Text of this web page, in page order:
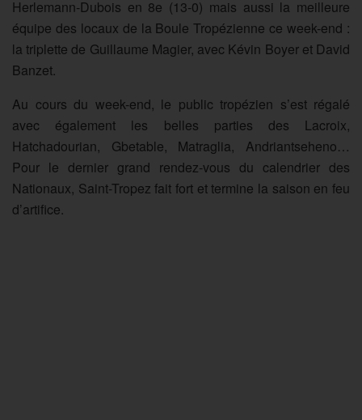
Herlemann-Dubois en 8e (13-0) mais aussi la meilleure
équipe des locaux de la Boule Tropézienne ce week-end :
la triplette de Guillaume Magier, avec Kévin Boyer et David
Banzet.
Au cours du week-end, le public tropézien s’est régalé
avec également les belles parties des Lacroix,
Hatchadourian, Gbetable, Matraglia, Andriantseheno…
Pour le dernier grand rendez-vous du calendrier des
Nationaux, Saint-Tropez fait fort et termine la saison en feu
d’artifice.